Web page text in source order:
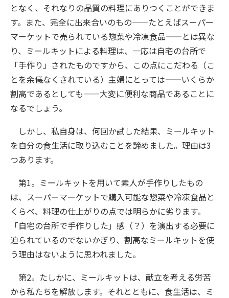
となく、それなりの品質の料理にありつくことができま
す。また、完全に出来合いのもの——たとえばスーパー
マーケットで売られている惣菜や冷凍食品——とは異な
り、ミールキットによる料理は、一応は自宅の台所で
「手作り」されたものですから、この点にこだわる（こ
とを余儀なくされている）主婦にとっては——いくらか
割高であるとしても——大変に便利な商品であることに
なるでしょう。
しかし、私自身は、何回か試した結果、ミールキット
を自分の食生活に取り込むことを諦めました。理由は3
つあります。
第1。ミールキットを用いて素人が手作りしたもの
は、スーパーマーケットで購入可能な惣菜や冷凍食品と
くらべ、料理の仕上がりの点では明らかに劣ります。
「自宅の台所で手作りした」感（？）を演出する必要に
迫られているのでないかぎり、割高なミールキットを使
う理由はないように思われました。
第2。たしかに、ミールキットは、献立を考える労苦
から私たちを解放します。それとともに、食生活は、ミ